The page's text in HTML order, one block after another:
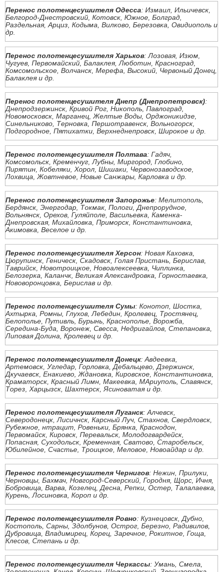
Перенос полотенцесушителя Одесса: Измаил, Ильичевск,
Белгород-Днестровский, Котовск, Южное, Болград,
Раздельная, Арциз, Кодыма, Вилково, Березовка, Овидиополь и
др.
Перенос полотенцесушителя Харьков: Лозовая, Изюм,
Чугуев, Первомайский, Балаклея, Люботин, Красноград,
Комсомольское, Волчанск, Мерефа, Высокий, Червоный Донец,
Балаклея и др.
Перенос полотенцесушителя Днепр (Днепропетровск):
Днепродзержинск, Кривой Рог, Никополь, Павлоград,
Новомосковск, Марганец, Желтые Воды, Орджоникидзе,
Синельниково, Терновка, Першотравенск, Вольногорск,
Подгородное, Пятихатки, Верхнеднепровск, Широкое и др.
Перенос полотенцесушителя Полтава: Гадяч,
Комсомольск, Кременчуг, Лубны, Миргород, Глобино,
Пирятин, Кобеляки, Хорол, Шишаки, Червонозаводское,
Лохвица, Жовтневое, Новые Санжары, Карловка и др.
Перенос полотенцесушителя Запорожье: Мелитополь,
Бердянск, Энергодар, Токмак, Пологи, Днепрорудное,
Вольнянск, Орехов, Гуляйполе, Васильевка, Каменка-
Днепровская, Михайловка, Приморск, Константиновка,
Акимовка, Веселое и др.
Перенос полотенцесушителя Херсон: Новая Каховка,
Цюрупинск, Геническ, Скадовск, Голая Пристань, Берислав,
Таврийск, Новотроицкое, Новоалексеевка, Чиплинка,
Белозерка, Каланчк, Великая Александровка, Горностаевка,
Нововоронцовка, Берислав и др.
Перенос полотенцесушителя Сумы: Конотоп, Шостка,
Ахтырка, Ромны, Глухов, Лебедин, Кролевец, Тростянец,
Белополье, Путивль, Бурынь, Краснополье, Ворожба,
Середина-Буда, Воронеж, Свесса, Недригайлов, Степановка,
Липовая Долина, Кролевец и др.
Перенос полотенцесушителя Донецк: Авдеевка,
Артемовск, Угледар, Горловка, Дебальцево, Дзержинск,
Дкучаевск, Енакиево, Ждановка, Кировское, Константиновка,
Краматорск, Красный Лимн, Макеевка, МАриуполь, Славянск,
Торез, Харцызск, Шахтерск, Ясиноватая и др.
Перенос полотенцесушителя Луганск: Алчевск,
Северодонецк, Лисичнск, Карсный Луч, Стахнов, Свердловск,
Рубежное, нтрацит, Ровеньки, Брянка, Краснодон,
Первомайск, Кировск, Перевальск, Молодогвардейск,
Попасная, Суходольск, Кременная, Сватово, Старобельск,
Юбилейное, Счастье, Троицкое, Меловое, Новоайдар и др.
Перенос полотенцесушителя Чернигов: Нежин, Прилуки,
Черновцы, Бахмач, Новгород-Северский, Городня, Щорс, Ичня,
Бобровица, Варва, Козелец, Десна, Репки, Остер, Талалаевка,
Курень, Лосиновка, Короп и др.
Перенос полотенцесушителя Ровно: Кузнецовск, Дубно,
Костополь, Сарны, Здолбунов, Острог, Березно, Радивилов,
Дубровица, Владимирец, Корец, Заречное, Рокитное, Гоща,
Клесов, Степань и др.
Перенос полотенцесушителя Черкассы: Умань, Смела,